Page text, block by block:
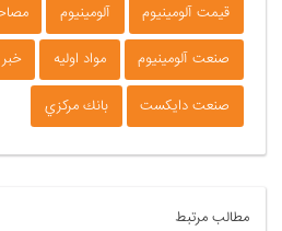
قیمت آلومینیوم آلومينيوم مصاحبه
صنعت آلومينيوم مواد اوليه خبر
صنعت دايكست بانك مركزي
مطالب مرتبط